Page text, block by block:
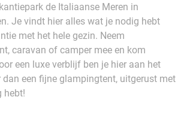
de Italiaanse Meren in
Je vindt hier alles wat je nodig hebt
met het hele gezin. Neem
caravan of camper mee en kom
een luxe verblijf ben je hier aan het
dan een fijne glampingtent, uitgerust met
hebt!